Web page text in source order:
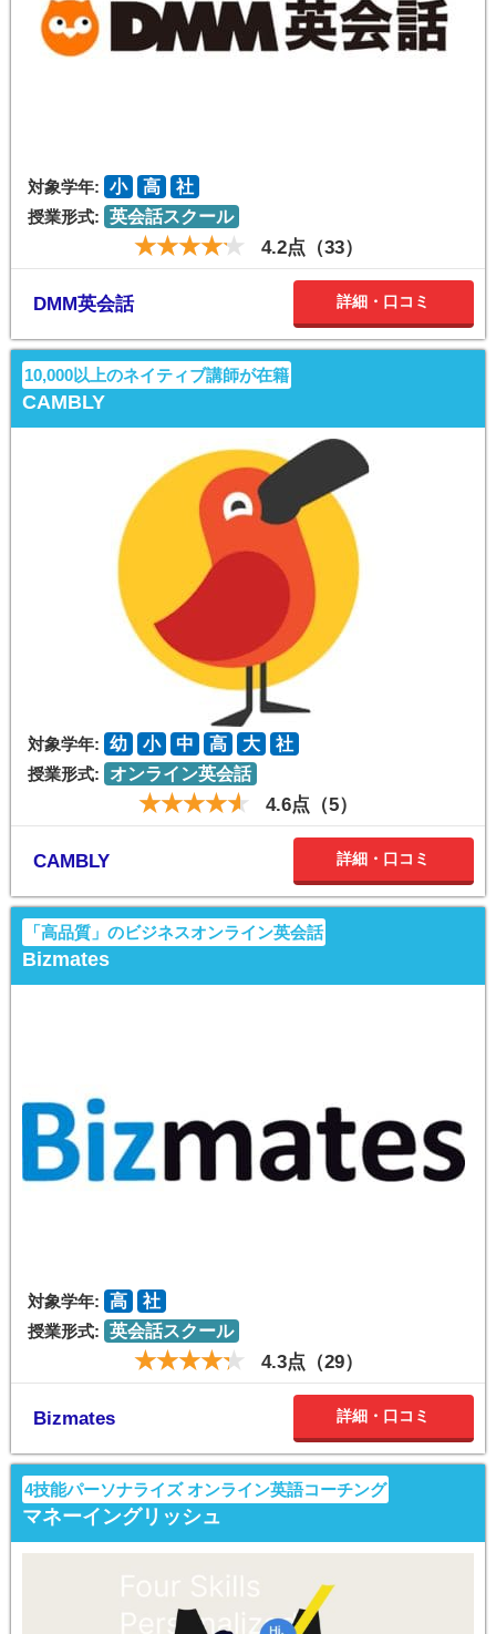
対象学年: 小 高
社
授業形式: 英会話スクール
4.2点（33）
DMM英会話 詳細・口コミ
10,000以上のネイティブ講師が在籍
CAMBLY
対象学年: 幼 小 中 高 大
社
授業形式:
オンライン英会話
4.6点（5）
CAMBLY 詳細・口コミ
「高品質」のビジネスオンライン英会話
Bizmates
対象学年: 高
社
授業形式: 英会話スクール
4.3点（29）
Bizmates 詳細・口コミ
4技能パーソナライズ オンライン英語コーチング
マネーイングリッシュ